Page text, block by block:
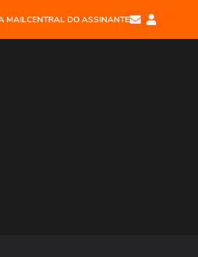
MAILCENTRAL DO ASSINANTE